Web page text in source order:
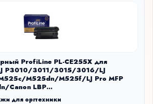
ProfiLine PL-CE255X для
P3010/3011/3015/3016/LJ
M525dn/M525f/LJ Pro MFP
Canon LBP
6780 12500 копий
для оргтехники